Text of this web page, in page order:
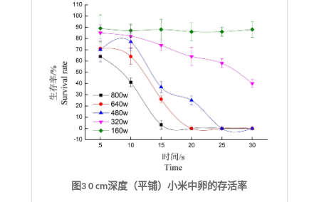
图3 0 cm深度（平铺）小米中卵的存活率